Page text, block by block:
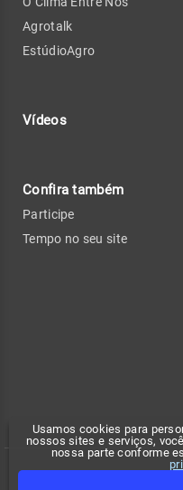
Usamos cookies para
nossos sites e serviços,
nossa parte conforme
Agrotalk
EstúdioAgro
Vídeos
Confira também
Participe
Tempo no seu site
Copyright 2026 -